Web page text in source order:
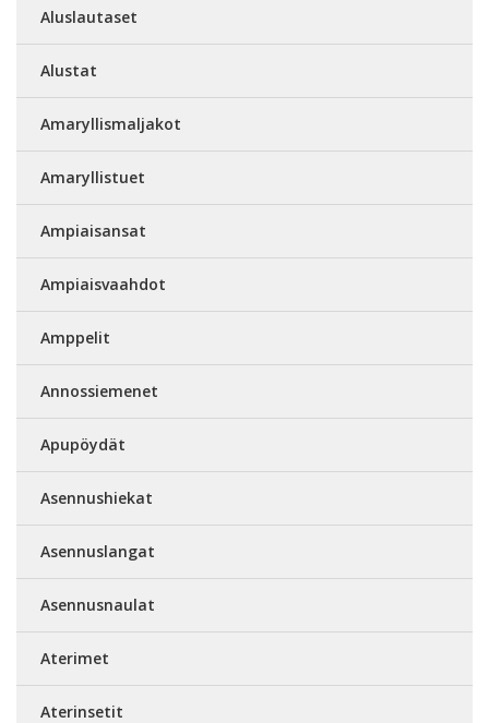
Aluslautaset
Alustat
Amaryllismaljakot
Amaryllistuet
Ampiaisansat
Ampiaisvaahdot
Amppelit
Annossiemenet
Apupöydät
Asennushiekat
Asennuslangat
Asennusnaulat
Aterimet
Aterinsetit